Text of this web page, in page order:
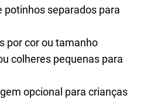
potinhos separados para
por cor ou tamanho
colheres pequenas para
opcional para crianças